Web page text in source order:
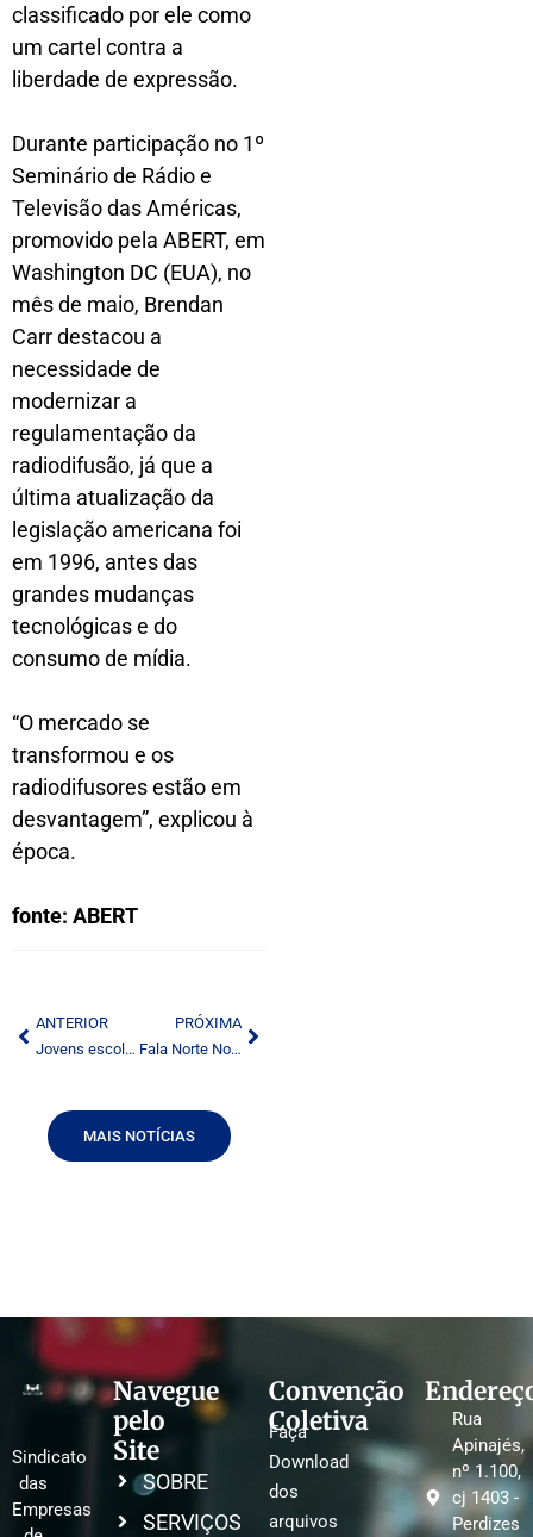
classificado por ele como
um cartel contra a
liberdade de expressão.
Durante participação no 1º
Seminário de Rádio e
Televisão das Américas,
promovido pela ABERT, em
Washington DC (EUA), no
mês de maio, Brendan
Carr destacou a
necessidade de
modernizar a
regulamentação da
radiodifusão, já que a
última atualização da
legislação americana foi
em 1996, antes das
grandes mudanças
tecnológicas e do
consumo de mídia.
“O mercado se
transformou e os
radiodifusores estão em
desvantagem”, explicou à
época.
fonte: ABERT
ANTERIOR
Jovens escolhem áudio para combater uso excessivo em redes
PRÓXIMA
Fala Norte Nordeste celebrará aniversário da ABERT
MAIS NOTÍCIAS
Sindicato
das
Empresas
Navegue
pelo
Site
SOBRE
SERVIÇOS
Convenção
Coletiva
Faça
Download
dos
arquivos
Rua
Apinajés,
nº 1.100,
cj 1403 -
Perdizes